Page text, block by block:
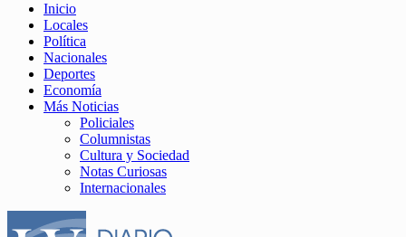
Inicio
Locales
Política
Nacionales
Deportes
Economía
Más Noticias
Policiales
Columnistas
Cultura y Sociedad
Notas Curiosas
Internacionales